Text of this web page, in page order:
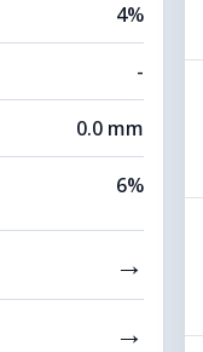
4%
-
0.0 mm
6%
→
→